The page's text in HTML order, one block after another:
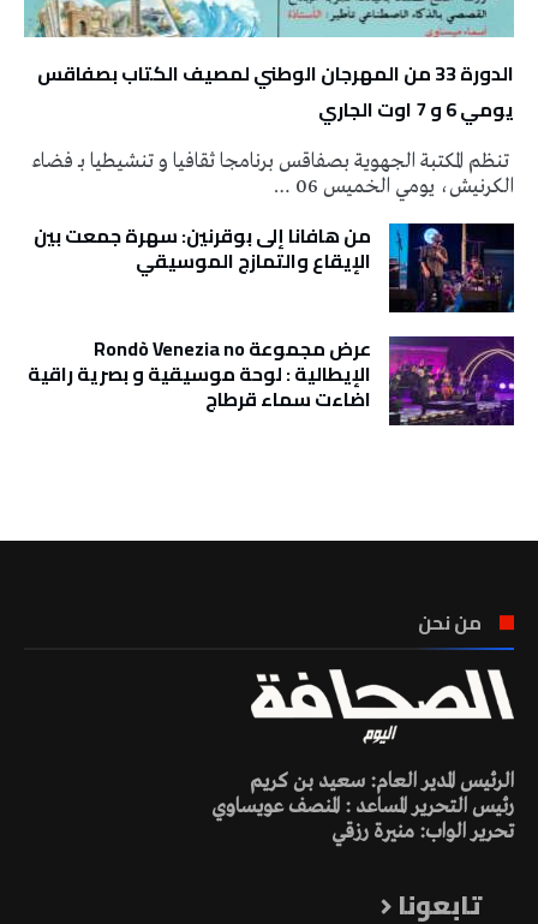
الدورة 33 من المهرجان الوطني لمصيف الكتاب بصفاقس
يومي 6 و 7 اوت الجاري
تنظم المكتبة الجهوية بصفاقس برنامجا ثقافيا و تنشيطيا بـ فضاء
الكرنيش، يومي الخميس 06 …
من هافانا إلى بوقرنين: سهرة جمعت بين
الإيقاع والتمازج الموسيقي
عرض مجموعة Rondò Venezia no
الإيطالية : لوحة موسيقية و بصرية راقية
اضاءت سماء قرطاج
من نحن
الرئيس المدير العام: سعيد بن كريم
رئيس التحرير المساعد : المنصف عويساوي
تحرير الواب: منيرة رزقي
تابعونا